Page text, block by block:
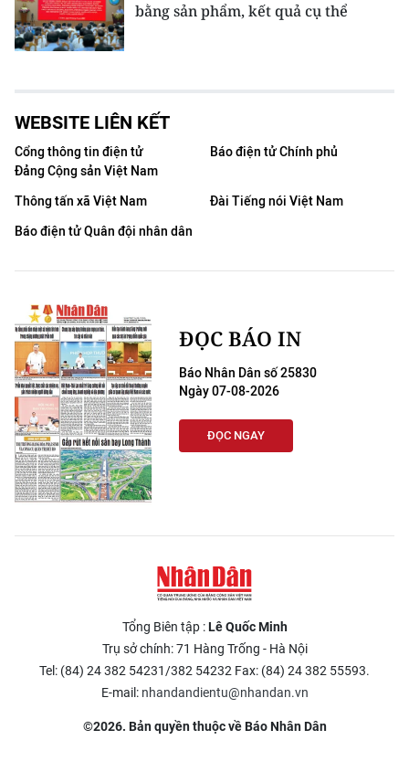
bằng sản phẩm, kết quả cụ thể
WEBSITE LIÊN KẾT
Cổng thông tin điện tử
Đảng Cộng sản Việt Nam
Báo điện tử Chính phủ
Thông tấn xã Việt Nam
Đài Tiếng nói Việt Nam
Báo điện tử Quân đội nhân dân
ĐỌC BÁO IN
Báo Nhân Dân số 25830
Ngày 07-08-2026
ĐỌC NGAY
Tổng Biên tập :Lê Quốc Minh
Trụ sở chính: 71 Hàng Trống - Hà Nội
Tel: (84) 24 382 54231/382 54232 Fax: (84) 24 382 55593.
E-mail: nhandandientu@nhandan.vn
©2026. Bản quyền thuộc về Báo Nhân Dân